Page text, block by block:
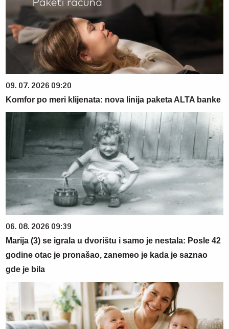
09. 07. 2026 09:20
Komfor po meri klijenata: nova linija paketa ALTA banke
06. 08. 2026 09:39
Marija (3) se igrala u dvorištu i samo je nestala: Posle 42
godine otac je pronašao, zanemeo je kada je saznao
gde je bila